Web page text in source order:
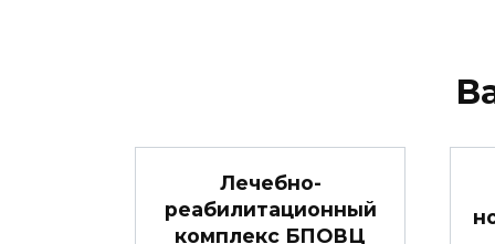
Лечебно-
реабилитационный
комплекс БПОВЦ